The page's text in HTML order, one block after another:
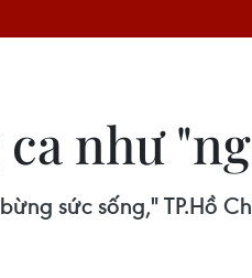
như
sức sống," TP.Hồ